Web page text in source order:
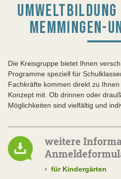
MEMMINGEN-
Die Kreisgruppe bietet Ihnen
Programme speziell für
Fachkräfte kommen direkt zu
Konzept mit. Ob drinnen oder
Möglichkeiten sind vielfältig und
weitere
› für Kindergärten